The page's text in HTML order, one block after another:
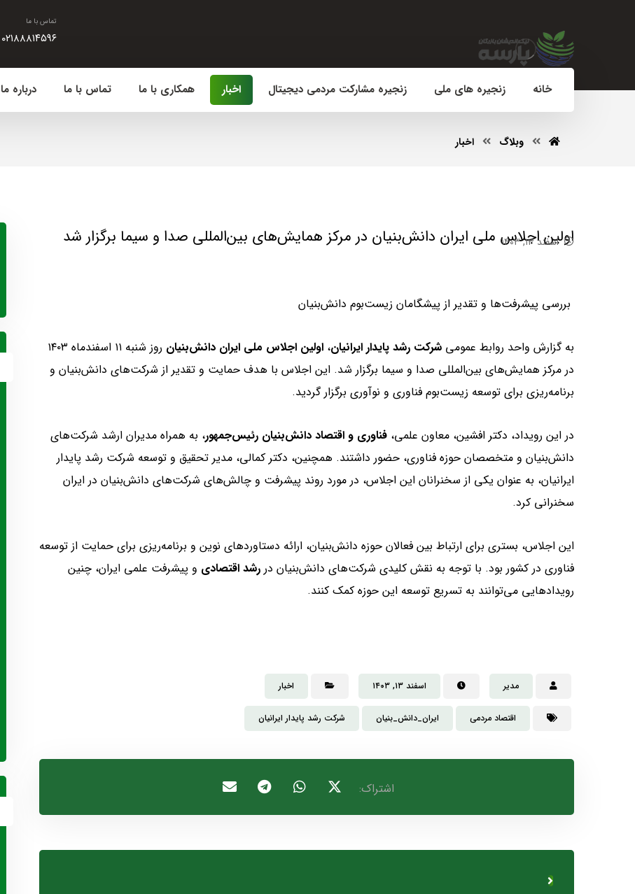
تماس با ما
۰۲۱۸۸۸۱۴۵۹۶
خانه زنجیره های ملی زنجیره مشارکت مردمی دیجیتال اخبار همکاری با ما تماس با ما درباره ما
وبلاگ اخبار
اولین اجلاس ملی ایران دانش‌بنیان در مرکز همایش‌های بین‌المللی صدا و سیما برگزار شد
اسفند ۱۳, ۱۴۰۳
بررسی پیشرفت‌ها و تقدیر از پیشگامان زیست‌بوم دانش‌بنیان
به گزارش واحد روابط عمومی شرکت رشد پایدار ایرانیان، اولین اجلاس ملی ایران دانش‌بنیان
روز شنبه ۱۱ اسفندماه ۱۴۰۳
در مرکز همایش‌های بین‌المللی صدا و سیما برگزار شد. این اجلاس با هدف حمایت و تقدیر از شرکت‌های دانش‌بنیان و
برنامه‌ریزی برای توسعه زیست‌بوم فناوری و نوآوری برگزار گردید.
در این رویداد، دکتر افشین، معاون علمی، فناوری و اقتصاد دانش‌بنیان رئیس‌جمهور، به همراه مدیران ارشد شرکت‌های
دانش‌بنیان و متخصصان حوزه فناوری، حضور داشتند. همچنین، دکتر کمالی، مدیر تحقیق و توسعه شرکت رشد پایدار
ایرانیان، به عنوان یکی از سخنرانان این اجلاس، در مورد روند پیشرفت و چالش‌های شرکت‌های دانش‌بنیان در ایران
سخنرانی کرد.
این اجلاس، بستری برای ارتباط بین فعالان حوزه دانش‌بنیان، ارائه دستاوردهای نوین و برنامه‌ریزی برای حمایت از توسعه
فناوری در کشور بود. با توجه به نقش کلیدی شرکت‌های دانش‌بنیان در رشد اقتصادی و پیشرفت علمی ایران، چنین
رویدادهایی می‌توانند به تسریع توسعه این حوزه کمک کنند.
مدیر اسفند ۱۳, ۱۴۰۳ اخبار
اقتصاد مردمی ایران_دانش_بنیان شرکت رشد پایدار ایرانیان